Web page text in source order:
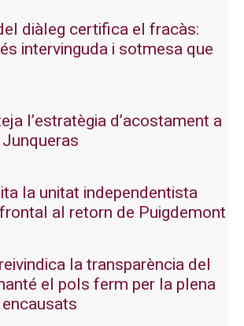
diàleg certifica el fracàs:
intervinguda i sotmesa que
l’estratègia d’acostament a
la unitat independentista
al retorn de Puigdemont
la transparència del
el pols ferm per la plena